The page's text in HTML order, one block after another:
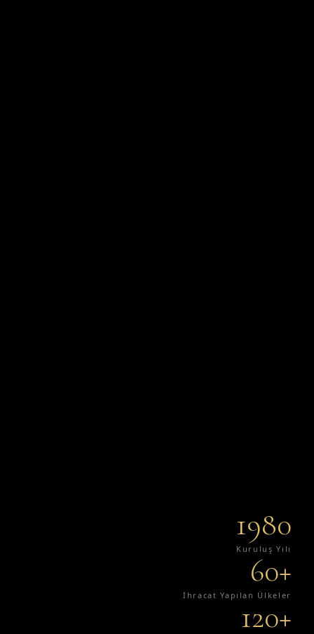
1980
Kuruluş Yılı
60+
İhracat Yapılan Ülkeler
120+